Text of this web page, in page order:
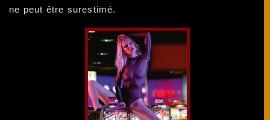
ne peut être surestimé.